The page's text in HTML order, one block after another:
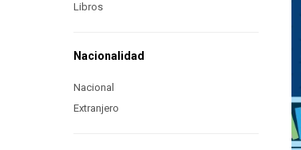
Libros
Nacionalidad
Nacional
Extranjero